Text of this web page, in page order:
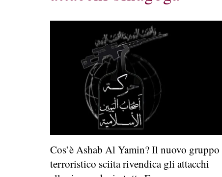
Cos’è Ashab Al Yamin? Il nuovo gruppo
terroristico sciita rivendica gli attacchi